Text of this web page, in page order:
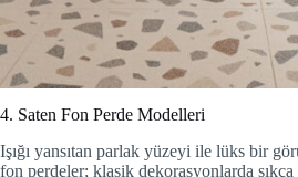
4. Saten Fon Perde Modelleri
Işığı yansıtan parlak yüzeyi ile lüks bir
fon perdeler; klasik dekorasyonlarda